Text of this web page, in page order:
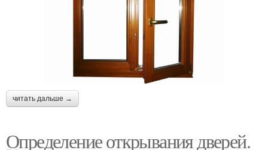
читать дальше →
Определение открывания дверей.